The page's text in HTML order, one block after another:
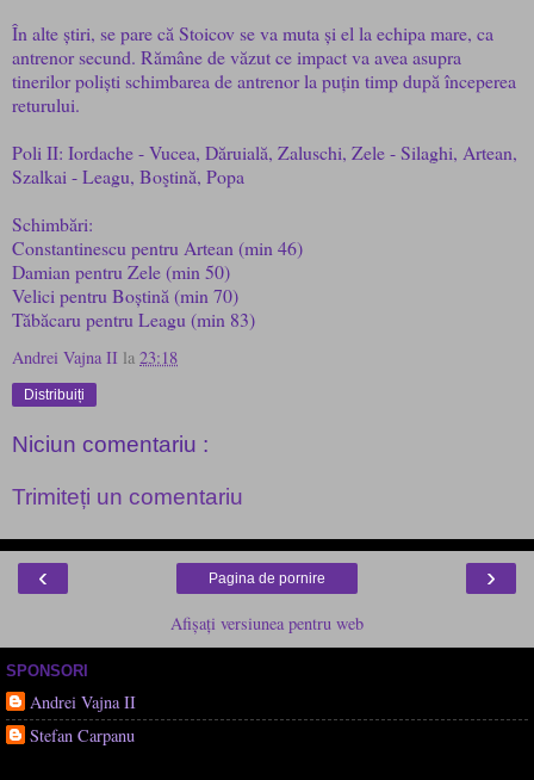
În alte știri, se pare că Stoicov se va muta și el la echipa mare, ca
antrenor secund. Rămâne de văzut ce impact va avea asupra
tinerilor poliști schimbarea de antrenor la puțin timp după începerea
returului.
Poli II: Iordache - Vucea, Dăruială, Zaluschi, Zele - Silaghi, Artean,
Szalkai - Leagu, Boştină, Popa
Schimbări:
Constantinescu pentru Artean (min 46)
Damian pentru Zele (min 50)
Velici pentru Boștină (min 70)
Tăbăcaru pentru Leagu (min 83)
Andrei Vajna II la 23:18
Distribuiți
Niciun comentariu :
Trimiteți un comentariu
‹ ›
Pagina de pornire
Afișați versiunea pentru web
SPONSORI
Andrei Vajna II
Stefan Carpanu